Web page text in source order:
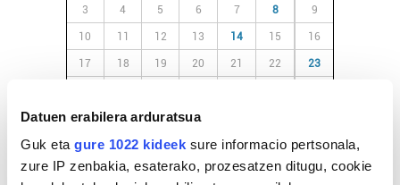
Datuen erabilera arduratsua
Guk eta gure 1022 kideek sure informacio pertsonala,
zure IP zenbakia, esaterako, prozesatzen ditugu, cookie
3 4 5 6 7 8 9
10 11 12 13 14 15 16
17 18 19 20 21 22 23
31 1 2
EGURALDIA